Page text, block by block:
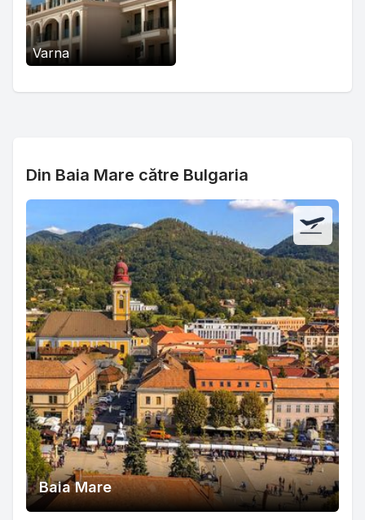
Varna
Din Baia Mare către Bulgaria
Baia Mare